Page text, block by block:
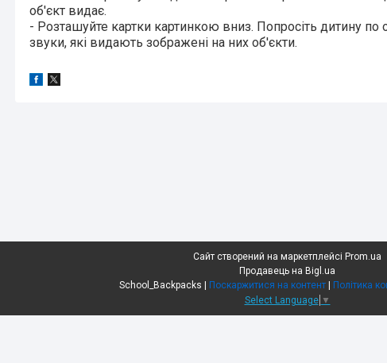
об'єкт видає.
- Розташуйте картки картинкою вниз. Попросіть дитину по
звуки, які видають зображені на них об'єкти.
Сайт створений на маркетплейсі Prom.ua
Продавець на Bigl.ua
Поскаржитися на контент
Політика
Select Language ▼